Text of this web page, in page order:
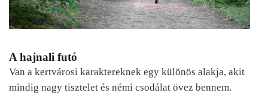
A hajnali futó
Van a kertvárosi karaktereknek egy különös alakja, akit
mindig nagy tisztelet és némi csodálat övez bennem.